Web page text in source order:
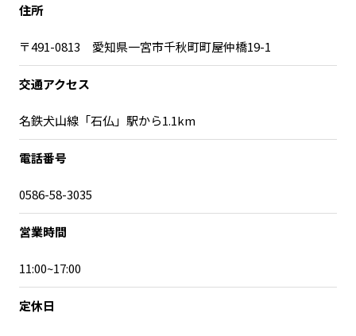
特集コンテンツ
地域を代表する 企業100選
プレスリリース
Localist
SDGsの先駆者
イベント
Sporkle
「人」から探す
記事ライター
住所
〒491-0813 愛知県一宮市千秋町町屋仲橋19-1
交通アクセス
名鉄犬山線「石仏」駅から1.1km
電話番号
0586-58-3035
営業時間
11:00~17:00
定休日